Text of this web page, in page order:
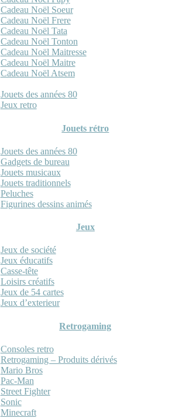
Cadeau Noël Soeur
Cadeau Noël Frere
Cadeau Noël Tata
Cadeau Noël Tonton
Cadeau Noël Maitresse
Cadeau Noël Maitre
Cadeau Noël Atsem
Jouets des années 80
Jeux retro
Jouets rétro
Jouets des années 80
Gadgets de bureau
Jouets musicaux
Jouets traditionnels
Peluches
Figurines dessins animés
Jeux
Jeux de société
Jeux éducatifs
Casse-tête
Loisirs créatifs
Jeux de 54 cartes
Jeux d’exterieur
Retrogaming
Consoles retro
Retrogaming – Produits dérivés
Mario Bros
Pac-Man
Street Fighter
Sonic
Minecraft